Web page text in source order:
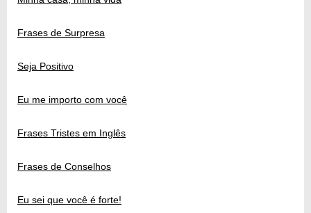
Frases de Surpresa
Seja Positivo
Eu me importo com você
Frases Tristes em Inglês
Frases de Conselhos
Eu sei que você é forte!